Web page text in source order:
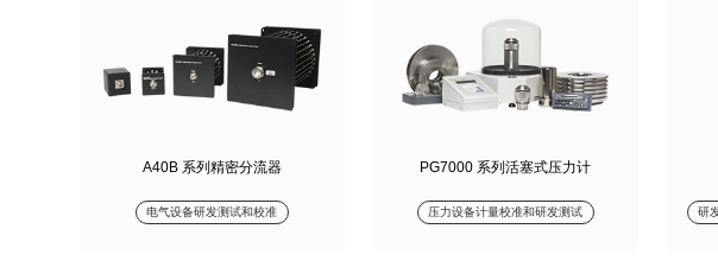
A40B 系列精密分流器
电气设备研发测试和校准
PG7000 系列活塞式压力计
压力设备计量校准和研发测试 研